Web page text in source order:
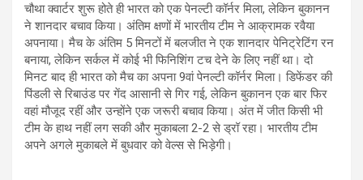
चौथा क्वार्टर शुरू होते ही भारत को एक पेनल्टी कॉर्नर मिला, लेकिन बुकानन
ने शानदार बचाव किया। अंतिम क्षणों में भारतीय टीम ने आक्रामक रवैया
अपनाया। मैच के अंतिम 5 मिनटों में बलजीत ने एक शानदार पेनिट्रेटिंग रन
बनाया, लेकिन सर्कल में कोई भी फिनिशिंग टच देने के लिए नहीं था। दो
मिनट बाद ही भारत को मैच का अपना 9वां पेनल्टी कॉर्नर मिला। डिफेंडर की
पिंडली से रिबाउंड पर गेंद आसानी से गिर गई, लेकिन बुकानन एक बार फिर
वहां मौजूद रहीं और उन्होंने एक जरूरी बचाव किया। अंत में जीत किसी भी
टीम के हाथ नहीं लग सकी और मुकाबला 2-2 से ड्रॉ रहा। भारतीय टीम
अपने अगले मुकाबले में बुधवार को वेल्स से भिड़ेगी।